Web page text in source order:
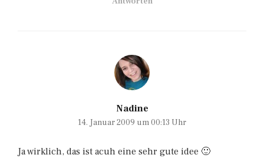
Nadine
14. Januar 2009 um 00:13 Uhr
Ja wirklich, das ist acuh eine sehr gute idee 🙂